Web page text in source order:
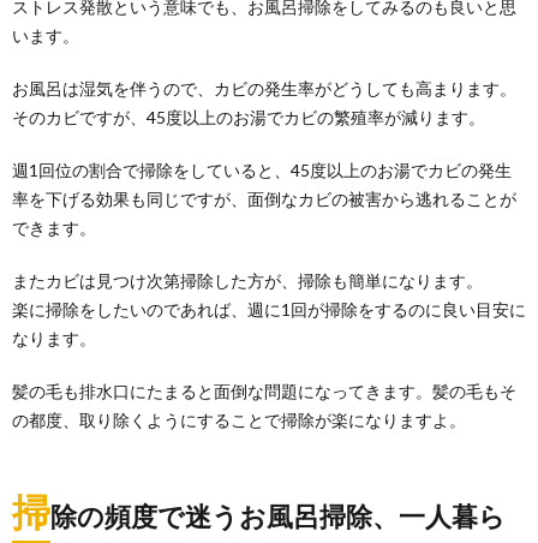
ストレス発散という意味でも、お風呂掃除をしてみるのも良いと思
います。
お風呂は湿気を伴うので、カビの発生率がどうしても高まります。
そのカビですが、45度以上のお湯でカビの繁殖率が減ります。
週1回位の割合で掃除をしていると、45度以上のお湯でカビの発生
率を下げる効果も同じですが、面倒なカビの被害から逃れることが
できます。
またカビは見つけ次第掃除した方が、掃除も簡単になります。
楽に掃除をしたいのであれば、週に1回が掃除をするのに良い目安に
なります。
髪の毛も排水口にたまると面倒な問題になってきます。髪の毛もそ
の都度、取り除くようにすることで掃除が楽になりますよ。
掃除の頻度で迷うお風呂掃除、一人暮ら